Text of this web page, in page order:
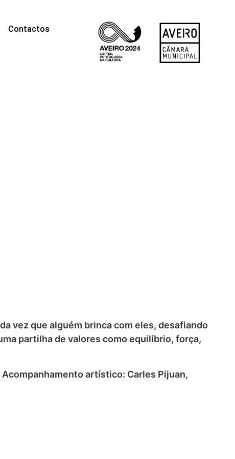
Contactos
vez que alguém brinca com eles, desafiando
partilha de valores como equilíbrio, força,
artístico: Carles Pijuan,